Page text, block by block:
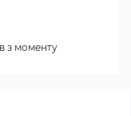
з моменту